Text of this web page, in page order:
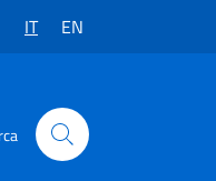
IT EN